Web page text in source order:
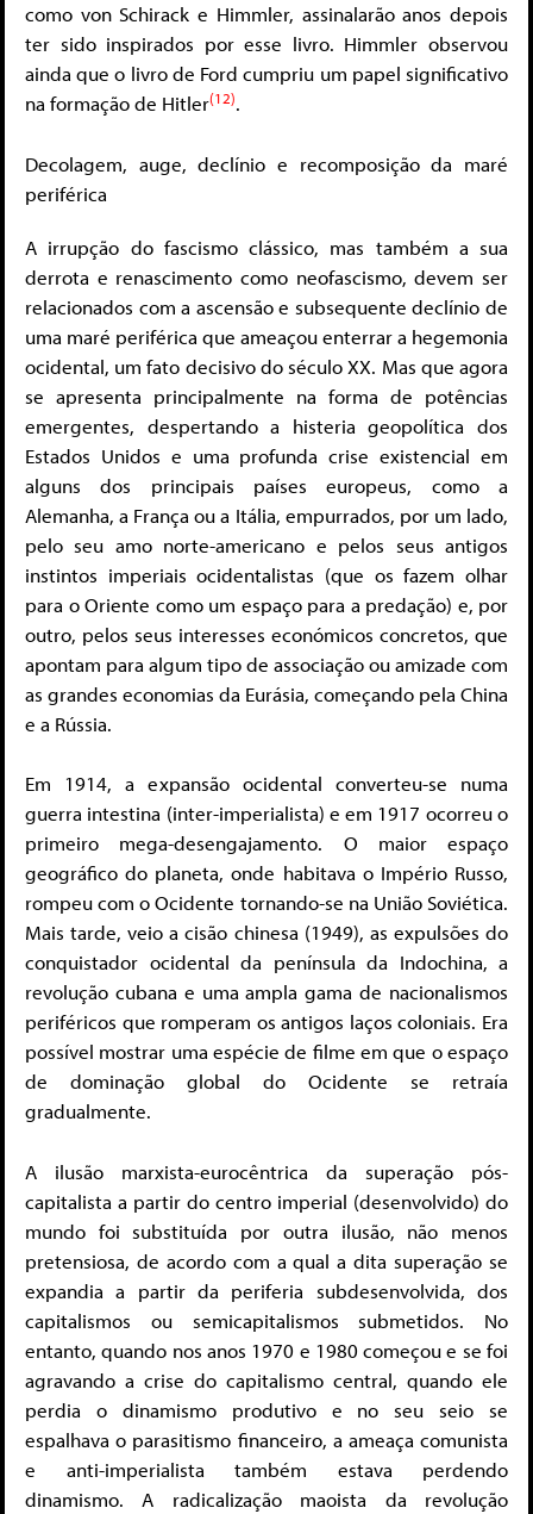
como von Schirack e Himmler, assinalarão anos depois
ter sido inspirados por esse livro. Himmler observou
ainda que o livro de Ford cumpriu um papel significativo
na formação de Hitler(12).
Decolagem, auge, declínio e recomposição da maré
periférica
A irrupção do fascismo clássico, mas também a sua
derrota e renascimento como neofascismo, devem ser
relacionados com a ascensão e subsequente declínio de
uma maré periférica que ameaçou enterrar a hegemonia
ocidental, um fato decisivo do século XX. Mas que agora
se apresenta principalmente na forma de potências
emergentes, despertando a histeria geopolítica dos
Estados Unidos e uma profunda crise existencial em
alguns dos principais países europeus, como a
Alemanha, a França ou a Itália, empurrados, por um lado,
pelo seu amo norte-americano e pelos seus antigos
instintos imperiais ocidentalistas (que os fazem olhar
para o Oriente como um espaço para a predação) e, por
outro, pelos seus interesses económicos concretos, que
apontam para algum tipo de associação ou amizade com
as grandes economias da Eurásia, começando pela China
e a Rússia.
Em 1914, a expansão ocidental converteu-se numa
guerra intestina (inter-imperialista) e em 1917 ocorreu o
primeiro mega-desengajamento. O maior espaço
geográfico do planeta, onde habitava o Império Russo,
rompeu com o Ocidente tornando-se na União Soviética.
Mais tarde, veio a cisão chinesa (1949), as expulsões do
conquistador ocidental da península da Indochina, a
revolução cubana e uma ampla gama de nacionalismos
periféricos que romperam os antigos laços coloniais. Era
possível mostrar uma espécie de filme em que o espaço
de dominação global do Ocidente se retraía
gradualmente.
A ilusão marxista-eurocêntrica da superação pós-
capitalista a partir do centro imperial (desenvolvido) do
mundo foi substituída por outra ilusão, não menos
pretensiosa, de acordo com a qual a dita superação se
expandia a partir da periferia subdesenvolvida, dos
capitalismos ou semicapitalismos submetidos. No
entanto, quando nos anos 1970 e 1980 começou e se foi
agravando a crise do capitalismo central, quando ele
perdia o dinamismo produtivo e no seu seio se
espalhava o parasitismo financeiro, a ameaça comunista
e anti-imperialista também estava perdendo
dinamismo. A radicalização maoista da revolução